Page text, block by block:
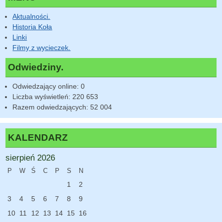
Aktualności.
Historia Koła
Linki
Filmy z wycieczek.
Odwiedziny.
Odwiedzający online:0
Liczba wyświetleń:220 653
Razem odwiedzających:52 004
KALENDARZ
sierpień 2026
P W Ś C P S N
1
2
3
4 5 6 7 8
9
10 11 12 13 14 15 16